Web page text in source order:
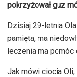
pokrzyżował guz
Dzisiaj 29-letnia
pamięta, ma
leczenia ma pomóc
Jak mówi ciocia Oli,